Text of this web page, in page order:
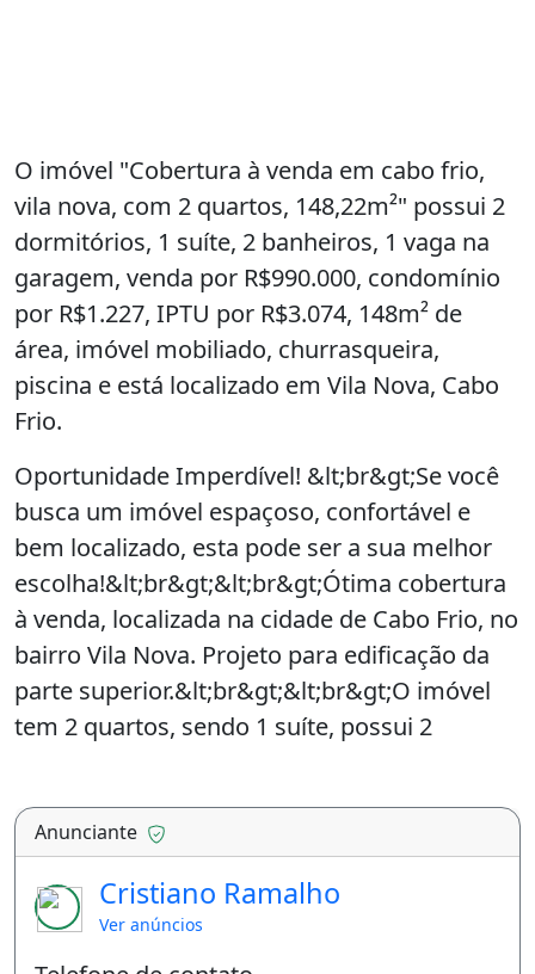
O imóvel "Cobertura à venda em cabo frio,
vila nova, com 2 quartos, 148,22m²" possui 2
dormitórios, 1 suíte, 2 banheiros, 1 vaga na
garagem, venda por R$990.000, condomínio
por R$1.227, IPTU por R$3.074, 148m² de
área, imóvel mobiliado, churrasqueira,
piscina e está localizado em Vila Nova, Cabo
Frio.
Oportunidade Imperdível! &lt;br&gt;Se você
busca um imóvel espaçoso, confortável e
bem localizado, esta pode ser a sua melhor
escolha!&lt;br&gt;&lt;br&gt;Ótima cobertura
à venda, localizada na cidade de Cabo Frio, no
bairro Vila Nova. Projeto para edificação da
parte superior.&lt;br&gt;&lt;br&gt;O imóvel
tem 2 quartos, sendo 1 suíte, possui 2
master e espaço gourmet privativo na parte
chance de conhecer este imóvel incrível em
uma das melhores regiões de Cabo Frio.
Anunciante
Cristiano Ramalho
Ver anúncios